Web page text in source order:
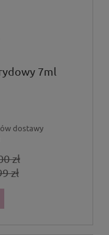
7ml
dostawy
zł
zł